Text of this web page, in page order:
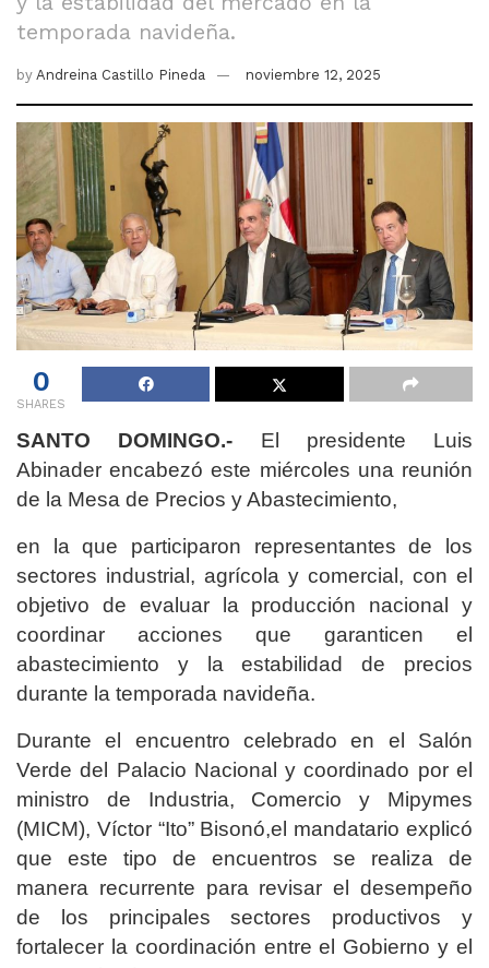
temporada navideña.
by Andreina Castillo Pineda noviembre 12, 2025
0
SHARES
SANTO DOMINGO.- El presidente Luis
Abinader encabezó este miércoles una reunión
de la Mesa de Precios y Abastecimiento,
en la que participaron representantes de los
sectores industrial, agrícola y comercial, con el
objetivo de evaluar la producción nacional y
coordinar acciones que garanticen el
abastecimiento y la estabilidad de precios
durante la temporada navideña.
Durante el encuentro celebrado en el Salón
Verde del Palacio Nacional y coordinado por el
ministro de Industria, Comercio y Mipymes
(MICM), Víctor “Ito” Bisonó,el mandatario explicó
que este tipo de encuentros se realiza de
manera recurrente para revisar el desempeño
de los principales sectores productivos y
fortalecer la coordinación entre el Gobierno y el